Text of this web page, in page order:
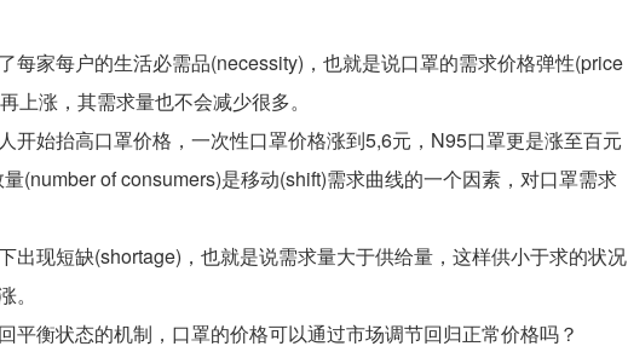
每家每户的生活必需品(necessity)，也就是说口罩的需求价格弹性(price
上涨，其需求量也不会减少很多。
开始抬高口罩价格，一次性口罩价格涨到5,6元，N95口罩更是涨至百元
(number of consumers)是移动(shift)需求曲线的一个因素，对口罩需求
出现短缺(shortage)，也就是说需求量大于供给量，这样供小于求的状况
平衡状态的机制，口罩的价格可以通过市场调节回归正常价格吗？